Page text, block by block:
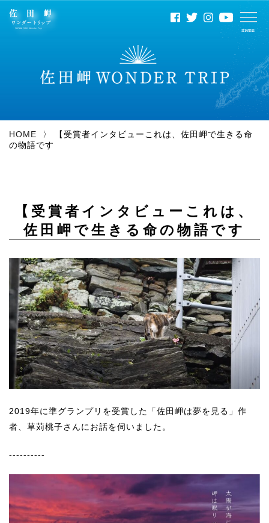
HOME
【受賞者インタビューこれは、佐田岬で生きる命
の物語です
【受賞者インタビューこれは、
佐田岬で生きる命の物語です
2019年に準グランプリを受賞した「佐田岬は夢を見る」作
者、草苅桃子さんにお話を伺いました。
----------